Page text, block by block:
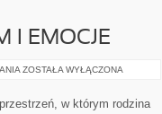
I EMOCJE
RELACJE
EMOCJE
ZOSTAŁA WYŁĄCZONA
w którym rodzina